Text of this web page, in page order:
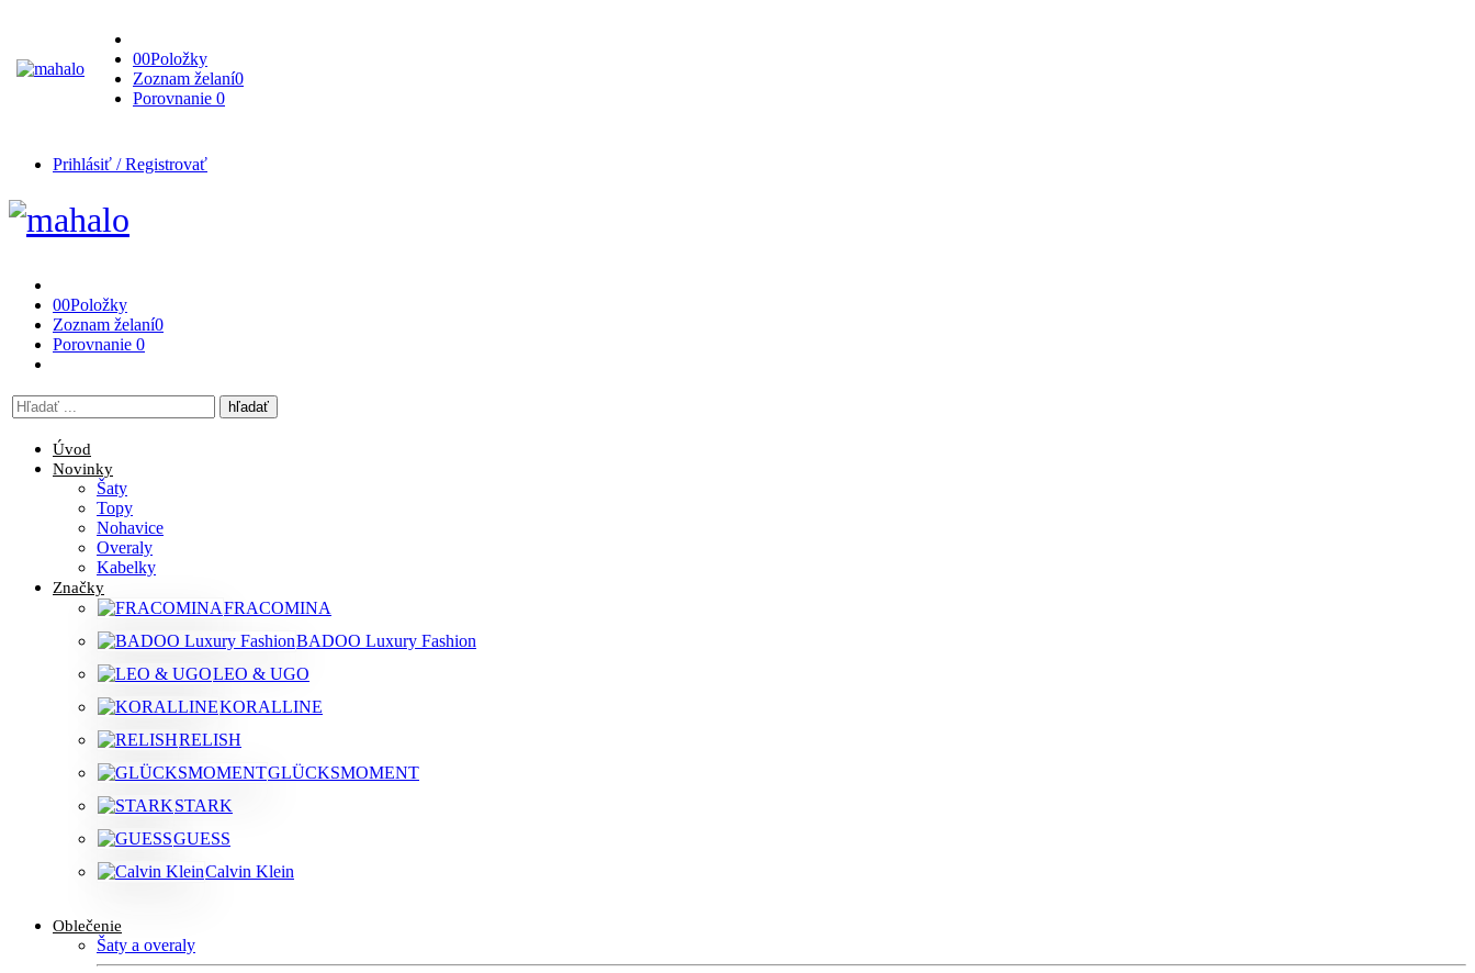
00Položky
Zoznam želaní0
Porovnanie 0
Prihlásiť / Registrovať
00Položky
Zoznam želaní0
Porovnanie 0
Vyhľadávanie
tu
Úvod
Novinky
Šaty
Topy
Nohavice
Overaly
Kabelky
Značky
FRACOMINA
BADOO Luxury Fashion
LEO & UGO
KORALLINE
RELISH
GLÜCKSMOMENT
STARK
GUESS
Calvin Klein
Oblečenie
Šaty a overaly